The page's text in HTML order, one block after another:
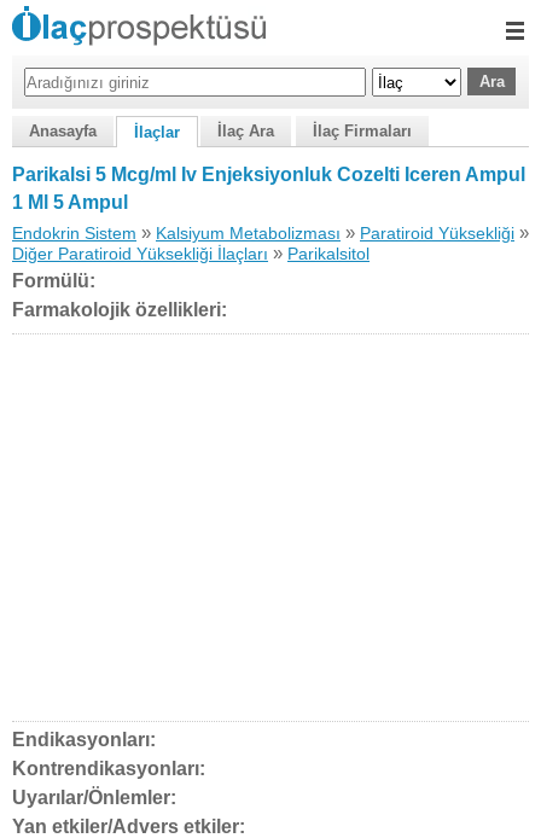
Anasayfa İlaçlar İlaç Ara İlaç Firmaları
Parikalsi 5 Mcg/ml Iv Enjeksiyonluk Cozelti Iceren Ampul
1 Ml 5 Ampul
Endokrin Sistem » Kalsiyum Metabolizması » Paratiroid Yüksekliği »
Diğer Paratiroid Yüksekliği İlaçları » Parikalsitol
Formülü:
Farmakolojik özellikleri:
Endikasyonları:
Kontrendikasyonları:
Uyarılar/Önlemler:
Yan etkiler/Advers etkiler: